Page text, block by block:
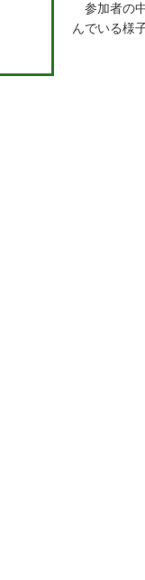
参加者の
んでいる様